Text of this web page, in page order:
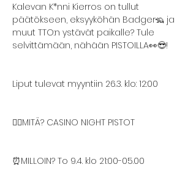
Kalevan K*nni Kierros on tullut
päätökseen, eksyyköhän Badger🦡 ja
muut TTO:n ystävät paikalle? Tule
selvittämään, nähään PISTOILLA👀😎!
Liput tulevat myyntiin 26.3. klo: 12:00
❤️‍🔥MITÄ? CASINO NIGHT PISTOT
⏰MILLOIN? To 9.4. klo 21:00-05.00